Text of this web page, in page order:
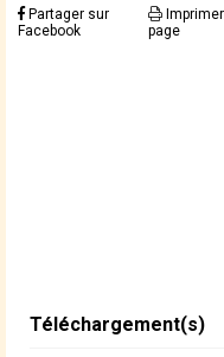
Partager sur
Facebook
page
Téléchargement(s)